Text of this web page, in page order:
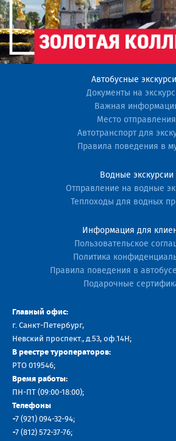
Автобусные
Документы на
Важная
Место отправления
Автотранспорт для
Правила поведения в
Водные экскурсии
Отправление на водные
Теплоходы для водных
Информация для
Пользовательское
Политика
Правила поведения в
Подарочные
Главный офис:
г. Санкт-Петербург,
Невский проспект., д.53, оф.14H;
В реестре туроператоров:
РТО 019546;
Время работы:
ПН-ПТ (09:00-18:00);
Телефоны
+7 (921) 094-32-94;
+7 (812) 572-37-76;